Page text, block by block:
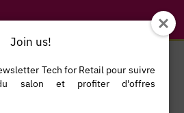
Thibaut
Join us!
Tech for Retail pour suivre
salon et profiter d'offres